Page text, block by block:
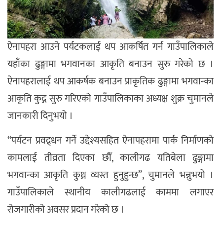
ऐनापहरा आउने पर्यटकलाई थप आकर्षित गर्न गाउँपालिकाले
यहाँका ढुङ्गामा भगवानका आकृति बनाउन सुरु गरेको छ ।
ऐनापहरालाई थप आकर्षक बनाउन प्राकृतिक ढुङ्गामा भगवान्का
आकृति कुद्न सुरु गरिएको गाउँपालिकाका अध्यक्ष शुक्र चुमानले
जानकारी दिनुभयो ।
“पर्यटन प्रवद्र्धन गर्ने उद्देश्यसहित ऐनापहरामा पार्क निर्माणको
कामलाई तीव्रता दिएका छौँ, कालीगढ यतिबेला ढुङ्गामा
भगवान्का आकृति कुध्न व्यस्त हुनुहुन्छ”, चुमानले भन्नुभयो ।
गाउँपालिकाले स्थानीय कालीगढलाई काममा लगाएर
रोजगारीको अवसर प्रदान गरेको छ ।